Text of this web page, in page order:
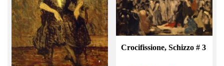
Crocifissione, Schizzo # 3